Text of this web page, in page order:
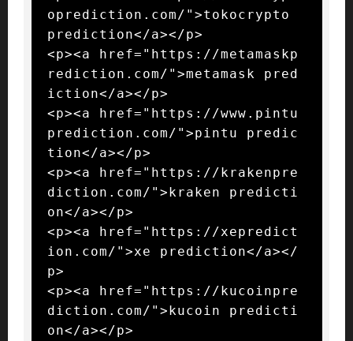
oprediction.com/">tokocrypto
prediction</a></p>
<p><a href="https://metamaskp
rediction.com/">metamask pred
iction</a></p>
<p><a href="https://www.pintu
prediction.com/">pintu predic
tion</a></p>
<p><a href="https://krakenpre
diction.com/">kraken predicti
on</a></p>
<p><a href="https://xepredict
ion.com/">xe prediction</a></
p>
<p><a href="https://kucoinpre
diction.com/">kucoin predicti
on</a></p>